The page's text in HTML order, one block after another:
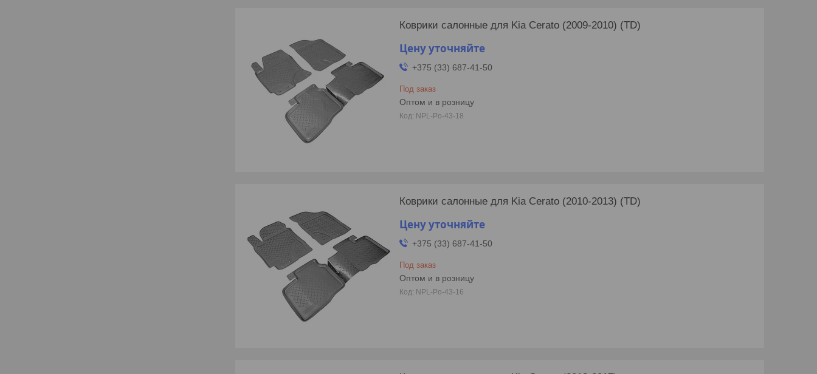
Коврики салонные для Kia Cerato (2009-2010) (TD)
Цену уточняйте
+375 (33) 687-41-50
Под заказ
Оптом и в розницу
NPL-Po-43-18
Коврики салонные для Kia Cerato (2010-2013) (TD)
Цену уточняйте
+375 (33) 687-41-50
Под заказ
Оптом и в розницу
NPL-Po-43-16